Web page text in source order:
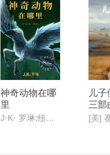
神奇动物在哪
里
J·K· 罗琳;纽特·斯卡曼德
儿
三部
英文
[美]